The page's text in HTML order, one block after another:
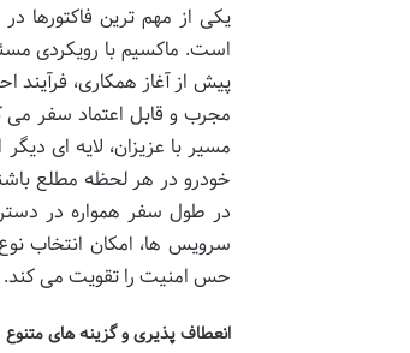
یکی از مهم ترین فاکتورها
است. ماکسیم با رویکردی
پیش از آغاز همکاری،
مجرب و قابل اعتماد سفر
مسیر با عزیزان، لایه ای
در طول سفر همواره در
سرویس ها، امکان انتخاب
حس امنیت را تقویت می کند.
انعطاف پذیری و گزینه های متنوع